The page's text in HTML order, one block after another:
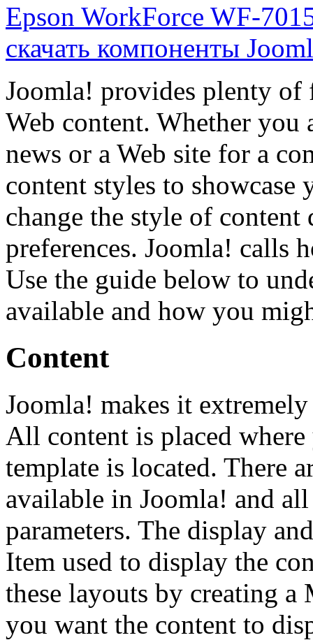
Epson WorkForce WF-
скачать компоненты
Joomla! provides plenty
Web content. Whether
news or a Web site for a
content styles to
change the style of
preferences. Joomla! calls
Use the guide below to
available and how you
Content
Joomla! makes it
All content is placed
template is located. There
available in Joomla! and
parameters. The display
Item used to display the
these layouts by creating
you want the content to